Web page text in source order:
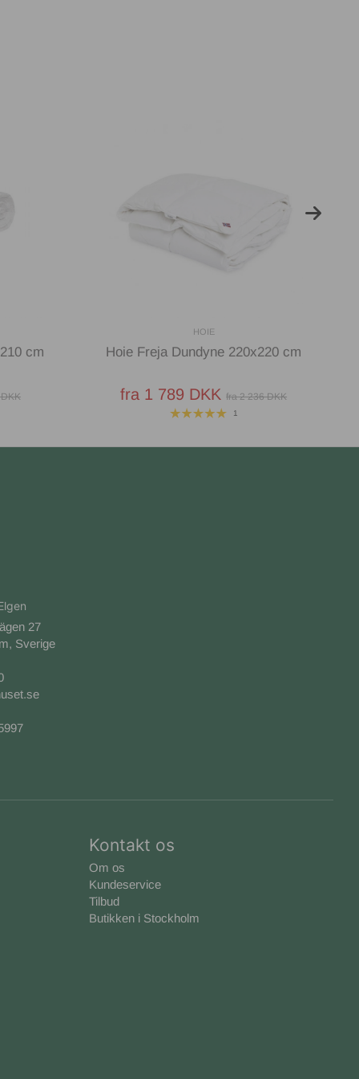
cm
HOIE
Hoie Freja Dundyne 220x220 cm
fra 1 789 DKK fra 2 236 DKK
1
27
Sverige
Kontakt os
Om os
Kundeservice
Tilbud
Butikken i Stockholm